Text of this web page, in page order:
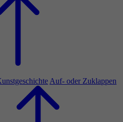
Auf- oder Zuklappen